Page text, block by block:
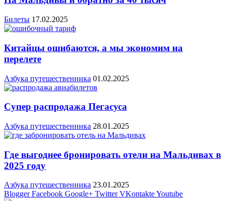
Билеты 17.02.2025
Китайцы ошибаются, а мы экономим на
перелете
Азбука путешественника 01.02.2025
Супер распродажа Пегасуса
Азбука путешественника 28.01.2025
Где выгоднее бронировать отели на Мальдивах в
2025 году
Азбука путешественника 23.01.2025
Blogger Facebook Google+ Twitter VKontakteYoutube